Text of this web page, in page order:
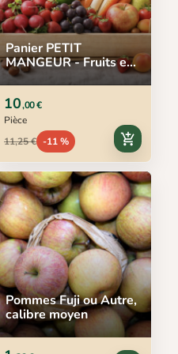
Panier PETIT
MANGEUR - Fruits et
légumes locaux
10,00 €
Pièce
11,25 € -11 % add_shopping_cart
Pommes Fuji ou Autre,
calibre moyen